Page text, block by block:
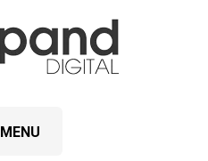
MENU